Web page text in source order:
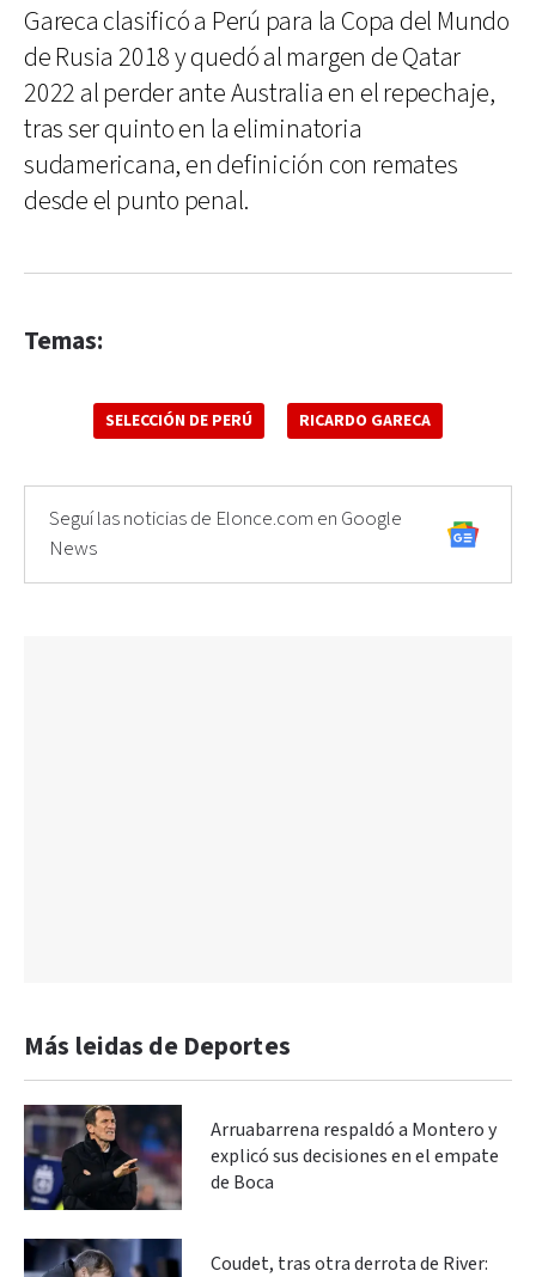
Gareca clasificó a Perú para la Copa del Mundo
de Rusia 2018 y quedó al margen de Qatar
2022 al perder ante Australia en el repechaje,
tras ser quinto en la eliminatoria
sudamericana, en definición con remates
desde el punto penal.
Temas:
SELECCIÓN DE PERÚ RICARDO GARECA
Seguí las noticias de Elonce.com en Google
News
Más leidas de Deportes
Arruabarrena respaldó a Montero y
explicó sus decisiones en el empate
de Boca
Coudet, tras otra derrota de River: